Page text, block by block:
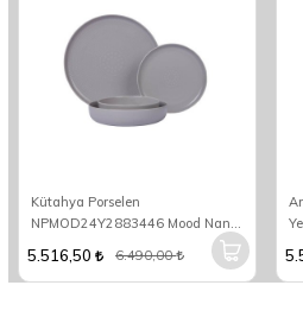
Kütahya Porselen
NPMOD24Y2883446 Mood Nano
6 Kişilik 24 Parça Yuvarlak Yemek
Takımı
5.516,50 6.490,00